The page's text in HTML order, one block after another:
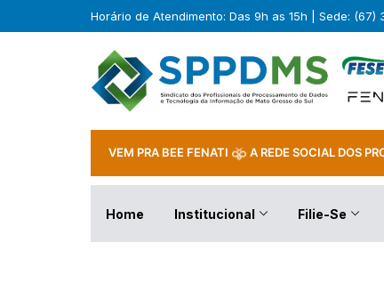
Horário de Atendimento: Das 9h as 15h | Sede: (67)
VEM PRA BEE FENATI A REDE SOCIAL DOS
Home Institucional Filie-Se